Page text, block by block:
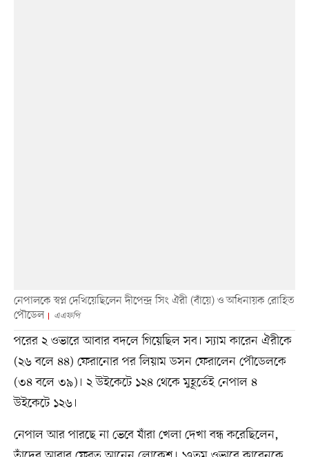
নেপালকে স্বপ্ন দেখিয়েছিলেন দীপেন্দ্র সিং ঐরী (বাঁয়ে) ও অধিনায়ক রোহিত
পৌডেল
এএফপি
পরের ২ ওভারে আবার বদলে গিয়েছিল সব। স্যাম কারেন ঐরীকে
(২৬ বলে ৪৪) ফেরানোর পর লিয়াম ডসন ফেরালেন পৌডেলকে
(৩৪ বলে ৩৯)। ২ উইকেটে ১২৪ থেকে মুহূর্তেই নেপাল ৪
উইকেটে ১২৬।
নেপাল আর পারছে না ভেবে যাঁরা খেলা দেখা বন্ধ করেছিলেন,